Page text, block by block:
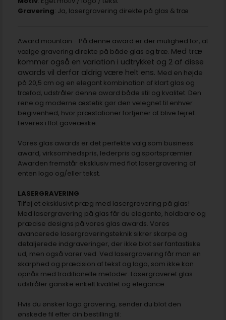
Gravering: Ja, lasergravering direkte på glas & træ
Award mountain - På denne award er der mulighed for, at
vælge gravering direkte på både glas og træ. Med træ
kommer også en variation i udtrykket og 2 af disse
awards vil derfor aldrig være helt ens. Med en højde
på 20,5 cm og en elegant kombination af klart glas og
træfod, udstråler denne award både stil og kvalitet. Den
rene og moderne æstetik gør den velegnet til enhver
begivenhed, hvor præstationer fortjener at blive fejret.
Leveres i flot gaveæske.
Vores glas awards er det perfekte valg som business
award, virksomhedspris, lederpris og sportspræmier.
Awarden fremstår eksklusiv med flot lasergravering af
enten logo og/eller tekst.
LASERGRAVERING
Tilføj et eksklusivt præg med lasergravering på glas!
Med lasergravering på glas får du elegante, holdbare og
præcise designs på vores glas awards. Vores
avancerede lasergraveringsteknik sikrer skarpe og
detaljerede indgraveringer, der ikke blot ser fantastiske
ud, men også varer ved. Ved lasergravering får man en
skarphed og præcision af tekst og logo, som ikke kan
opnås med traditionelle metoder. Lasergraveret glas
udstråler ganske enkelt kvalitet og elegance.
Hvis du ønsker logo gravering, sender du blot den
ønskede fil efter din bestilling til: